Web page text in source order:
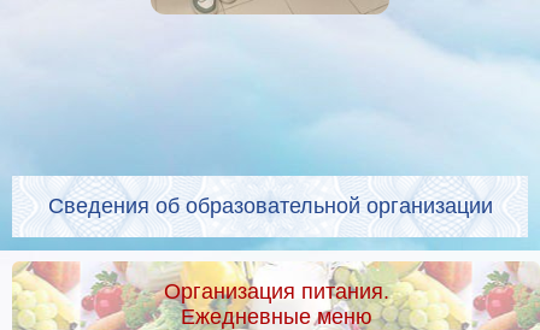
Сведения об образовательной организации
Организация питания.
Ежедневные меню